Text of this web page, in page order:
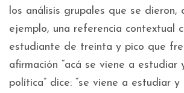
los análisis grupales que se dieron,
ejemplo, una referencia contextual
estudiante de treinta y pico que
afirmación “acá se viene a estudiar
política” dice: “se viene a estudiar